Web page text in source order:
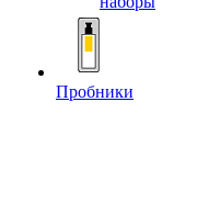
Пробники